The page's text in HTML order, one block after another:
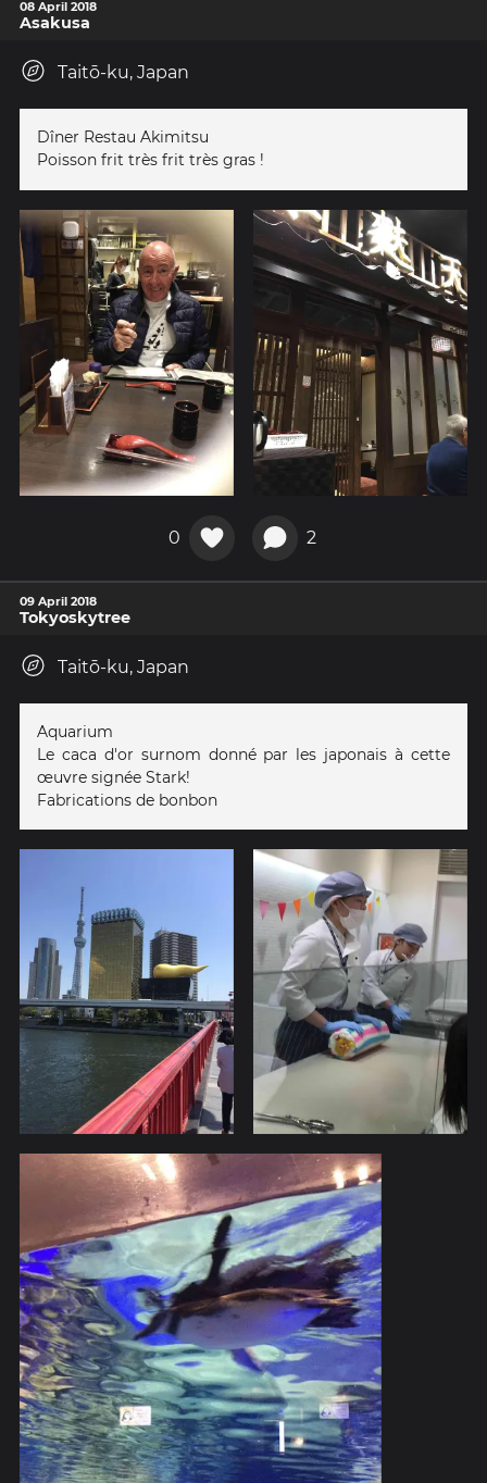
08 April 2018
Asakusa
Taitō-ku, Japan
Dîner Restau Akimitsu
Poisson frit très frit très gras !
0 2
09 April 2018
Tokyoskytree
Taitō-ku, Japan
Aquarium
Le caca d'or surnom donné par les japonais à cette
œuvre signée Stark!
Fabrications de bonbon